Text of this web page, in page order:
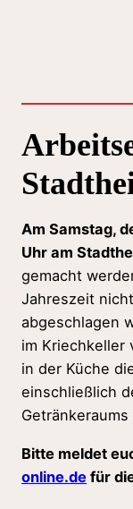
Am Samstag,
Uhr am
gemacht
Jahreszeit
abgeschlagen
im Kriechkeller
in der Küche
einschließlich
Bitte meldet
online.de für